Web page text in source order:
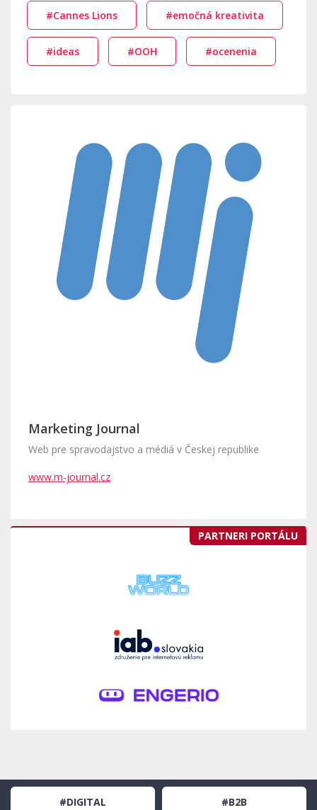
#Cannes Lions #emočná kreativita
#ideas #OOH #ocenenia
Marketing Journal
Web pre spravodajstvo a médiá v Českej republike
www.m-journal.cz
PARTNERI PORTÁLU
#DIGITAL #B2B